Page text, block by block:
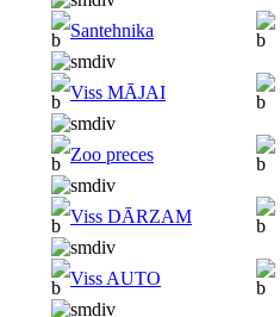
Santehnika
Viss MĀJAI
Zoo preces
Viss DĀRZAM
Viss AUTO